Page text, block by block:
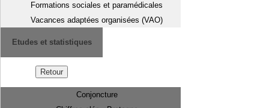
Formations sociales et paramédicales
Vacances adaptées organisées (VAO)
Etudes et statistiques
Retour
Conjoncture